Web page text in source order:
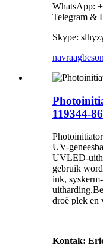
WhatsApp:
Telegram &
Skype:
navraag
119344-
UV-
UVLED-
gebruik
ink,
droë plek en
Kontak: